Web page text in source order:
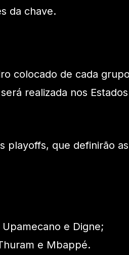
da chave.
colocado de cada
realizada nos Estados
playoffs, que definirão as
e Digne;
e Mbappé.